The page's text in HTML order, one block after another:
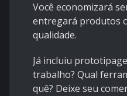
Você economizará
entregará produtos
qualidade.
Já incluiu
trabalho? Qual
quê? Deixe seu